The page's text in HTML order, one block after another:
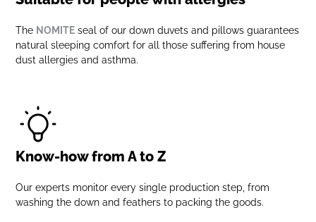
The NOMITE seal of our down duvets and pillows guarantees
natural sleeping comfort for all those suffering from house
dust allergies and asthma.
Know-how from A to Z
Our experts monitor every single production step, from
washing the down and feathers to packing the goods.